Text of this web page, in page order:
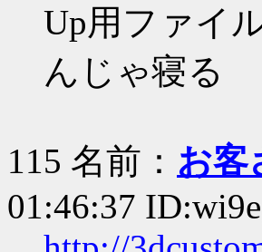
Up用ファイ
んじゃ寝る
115 名前： お
01:46:37